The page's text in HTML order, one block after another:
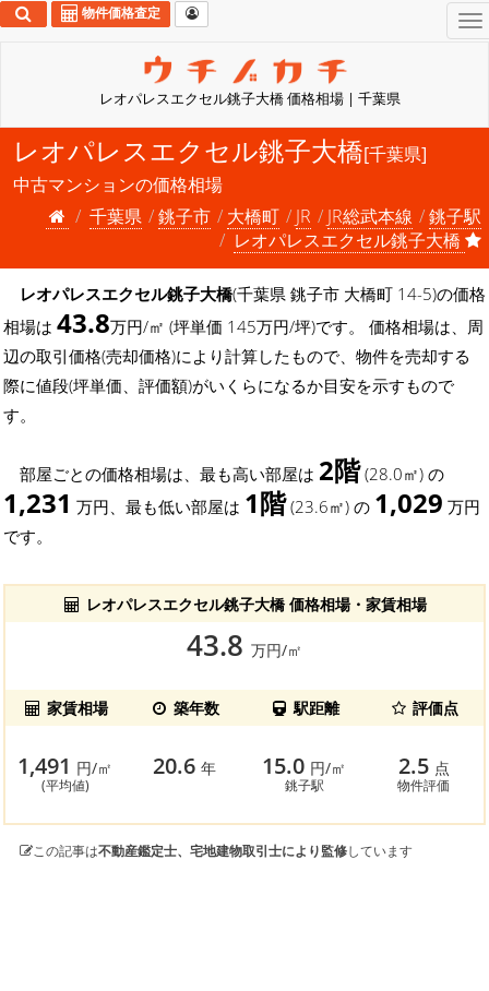
レオパレスエクセル銚子大橋 価格相場 | 千葉県
物件価格査定
レオパレスエクセル銚子大橋[千葉県]
中古マンションの価格相場
千葉県
銚子市 大橋町 JR JR総武本線
銚子駅
レオパレスエクセル銚子大橋
レオパレスエクセル銚子大橋(千葉県 銚子市 大橋町 14-5)の価格
相場は 43.8万円/㎡ (坪単価 145万円/坪)です。 価格相場は、周
辺の取引価格(売却価格)により計算したもので、物件を売却する
際に値段(坪単価、評価額)がいくらになるか目安を示すもので
す。
部屋ごとの価格相場は、最も高い部屋は 2階(28.0㎡) の
1,231 万円、最も低い部屋は 1階(23.6㎡) の 1,029 万円
です。
レオパレスエクセル銚子大橋 価格相場・家賃相場
43.8 万円/㎡
家賃相場 築年数 駅距離 評価点
1,491 円/㎡
(平均値)
20.6年 15.0 円/㎡
銚子駅
2.5 点
物件評価
この記事は不動産鑑定士、宅地建物取引士により監修しています